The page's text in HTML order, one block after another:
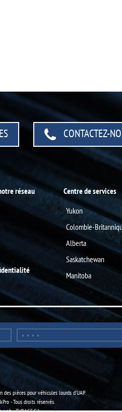
CONTACTEZ-
réseau
Centre de services
Yukon
Colombie-
Alberta
Saskatchewan
Manitoba
des pièces pour véhicules lourdsd’UAP.
- Tous droits réservés.